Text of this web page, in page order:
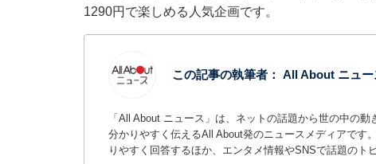
1290円で楽しめる人気企画です。
この記事の執筆者： All About ニュー
「All About ニュース」は、ネットの話題から世の中の
分かりやすく伝えるAll About発のニュースメディアです
りやすく回答するほか、エンタメ情報やSNSで話題のト